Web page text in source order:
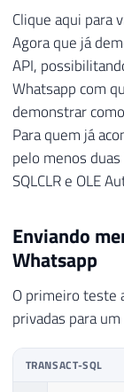
26
27
28
29
30
34
36
37
39
40
42
Clique aqui para
Agora que já
API,
Whatsapp com
demonstrar
Para quem já
pelo menos
SQLCLR e OLE
Enviando
Whatsapp
O primeiro teste
privadas para
TRANSACT-SQL